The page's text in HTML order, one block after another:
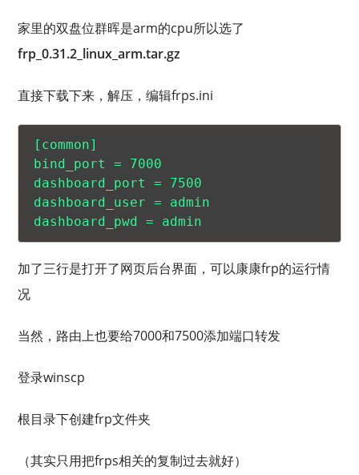
家里的双盘位群晖是arm的cpu所以选了
frp_0.31.2_linux_arm.tar.gz
直接下载下来，解压，编辑frps.ini
[common]
bind_port = 7000
dashboard_port = 7500
dashboard_user = admin
加了三行是打开了网页后台界面，可以康康frp的运行情
况
当然，路由上也要给7000和7500添加端口转发
登录winscp
根目录下创建frp文件夹
（其实只用把frps相关的复制过去就好）